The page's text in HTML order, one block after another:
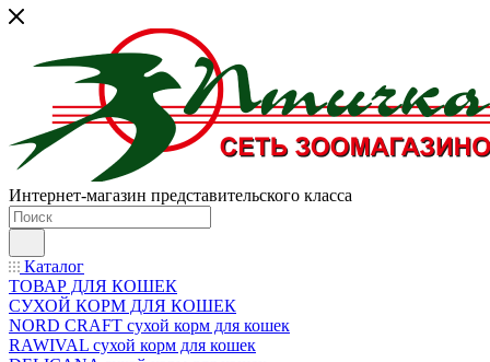
Интернет-магазин представительского класса
Каталог
ТОВАР ДЛЯ КОШЕК
СУХОЙ КОРМ ДЛЯ КОШЕК
NORD CRAFT сухой корм для кошек
RAWIVAL сухой корм для кошек